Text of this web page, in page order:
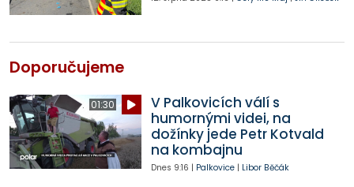
Doporučujeme
01:30
V Palkovicích válí s
humornými videi, na
dožínky jede Petr Kotvald
na kombajnu
Dnes 9:16 | Palkovice| Libor Běčák